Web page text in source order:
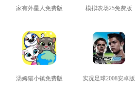
家有外星人免费版 模拟农场25免费版
汤姆猫小镇免费版 实况足球2008安卓版